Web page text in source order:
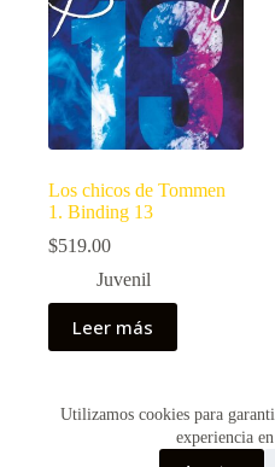
Utilizamos cookies para
experiencia
Los chicos de Tommen
1. Binding 13
$519.00
Juvenil
Leer más
Copyright © 2026 - Creado